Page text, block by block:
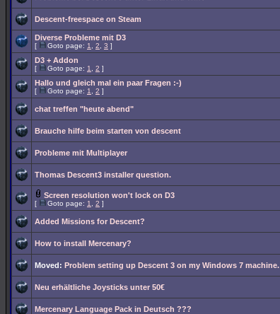
Descent-freespace on Steam
Diverse Probleme mit D3
[ Goto page: 1 2 3 ]
D3 + Addon
[ Goto page: 1 2 ]
Hallo und gleich mal ein paar Fragen :-)
[ Goto page: 1 2 ]
chat treffen "heute abend"
Brauche hilfe beim starten von descent
Probleme mit Multiplayer
Thomas Descent3 installer question.
Screen resolution won't lock on D3
[ Goto page: 1 2 ]
Added Missions for Descent?
How to install Mercenary?
Moved: Problem setting up Descent 3 on my Windows 7 machine.
Neu erhältliche Joysticks unter 50€
Mercenary Language Pack in Deutsch ???